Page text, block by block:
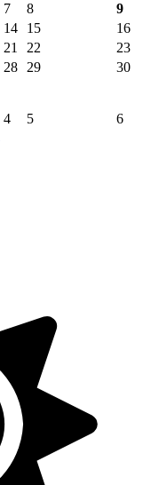
7 8
9
14 15
16
21 22
23
28 29 30
4 5 6